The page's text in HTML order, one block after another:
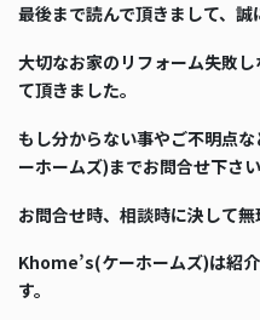
最後まで読んで頂きまして、誠
大切なお家のリフォーム失敗
て頂きました。
もし分からない事やご不明点
ーホームズ)までお問合せ下さい
お問合せ時、相談時に決して無
Khome’s(ケーホームズ)は紹
す。